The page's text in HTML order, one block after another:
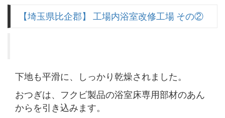
【埼玉県比企郡】 工場内浴室改修工場 その②
下地も平滑に、しっかり乾燥されました。
おつぎは、フクビ製品の浴室床専用部材のあん
からを引き込みます。